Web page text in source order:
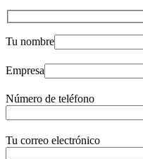
Tu nombre
Empresa
Número de teléfono
Tu correo electrónico